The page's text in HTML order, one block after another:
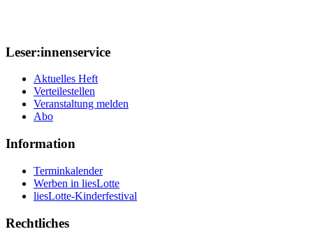
Leser:innenservice
Aktuelles Heft
Verteilestellen
Veranstaltung melden
Abo
Information
Terminkalender
Werben in liesLotte
liesLotte-Kinderfestival
Rechtliches